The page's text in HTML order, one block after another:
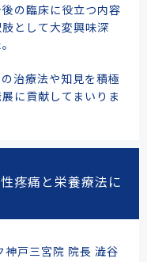
の臨床に役立つ内容
として大変興味深
治療法や知見を積極
に貢献してまいりま
疼痛と栄養療法に
戸三宮院 院長 澁谷